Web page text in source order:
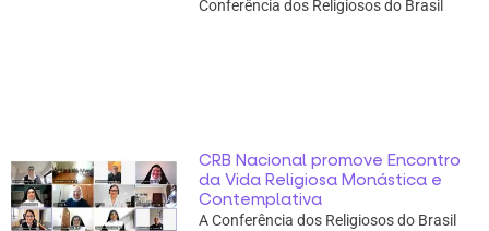
Conferência dos Religiosos do Brasil
CRB Nacional promove Encontro
da Vida Religiosa Monástica e
Contemplativa
A Conferência dos Religiosos do Brasil